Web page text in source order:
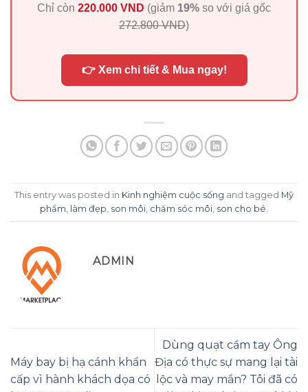
Chỉ còn 220.000 VND (giảm 19% so với giá gốc
272.800 VND)
👉 Xem chi tiết & Mua ngay!
This entry was posted in Kinh nghiệm cuộc sống and tagged Mỹ
phẩm làm đẹp son môi chăm sóc môi son cho bé
ADMIN
Máy bay bị hạ cánh khẩn
cấp vì hành khách dọa có
Dùng quạt cầm tay Ông
Địa có thực sự mang lại tài
lộc và may mắn? Tôi đã có